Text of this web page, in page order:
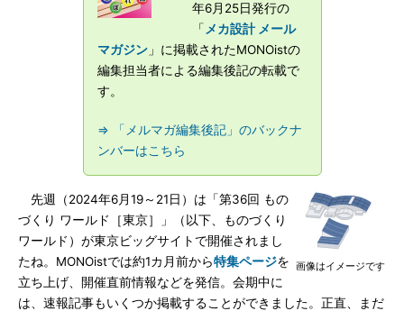
年6月25日発行の
「 メカ設計 メール
マガジン」に掲載されたMONOistの
編集担当者による編集後記の転載で
す。
⇒ 「メルマガ編集後記」のバックナ
ンバーはこちら
画像はイメージです
先週（2024年6月19～21日）は「第36回 もの
づくり ワールド［東京］」（以下、ものづくり
ワールド）が東京ビッグサイトで開催されまし
たね。MONOistでは約1カ月前から特集ページを
立ち上げ、開催直前情報などを発信。会期中に
は、速報記事もいくつか掲載することができました。正直、まだ